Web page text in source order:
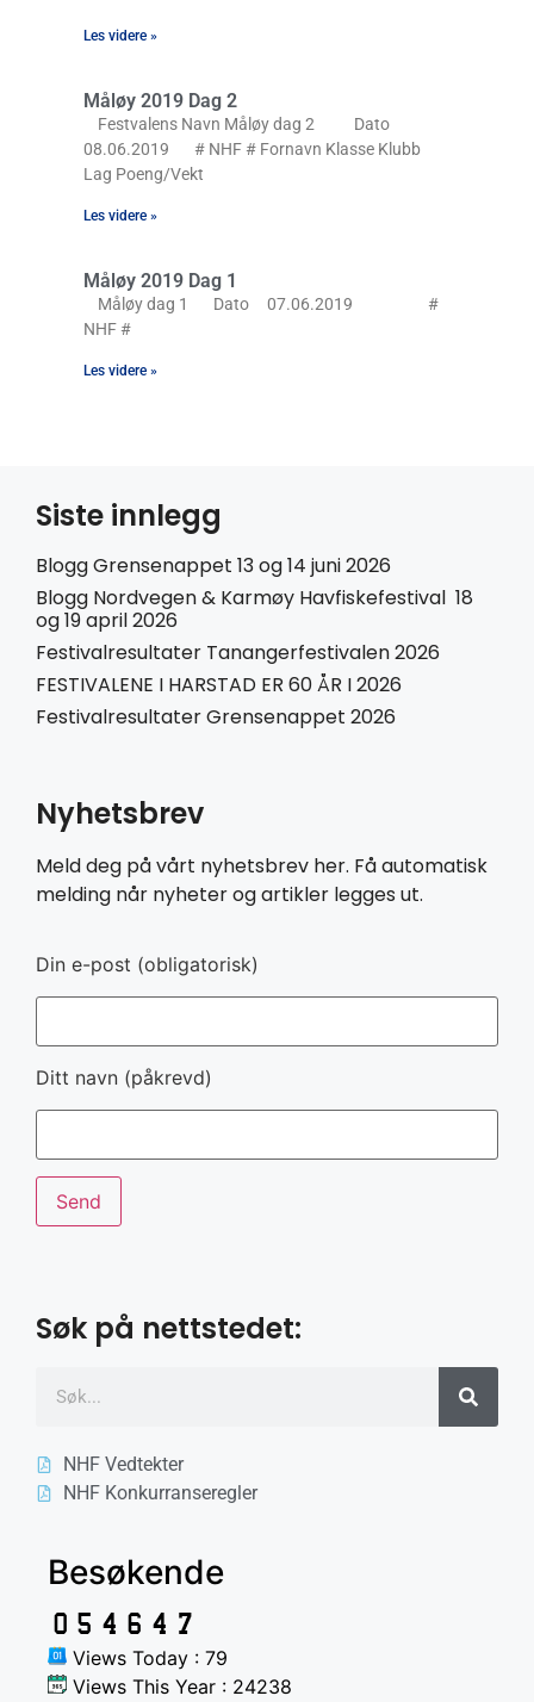
Les videre »
Måløy 2019 Dag 2
Festvalens Navn Måløy dag 2 Dato
08.06.2019 # NHF # Fornavn Klasse Klubb
Lag Poeng/Vekt
Les videre »
Måløy 2019 Dag 1
Måløy dag 1 Dato 07.06.2019 #
NHF #
Les videre »
Siste innlegg
Blogg Grensenappet 13 og 14 juni 2026
Blogg Nordvegen & Karmøy Havfiskefestival 18
og 19 april 2026
Festivalresultater Tanangerfestivalen 2026
FESTIVALENE I HARSTAD ER 60 ÅR I 2026
Festivalresultater Grensenappet 2026
Nyhetsbrev
Meld deg på vårt nyhetsbrev her. Få automatisk
melding når nyheter og artikler legges ut.
Din e-post (obligatorisk)
Ditt navn (påkrevd)
Søk på nettstedet:
NHF Vedtekter
NHF Konkurranseregler
Besøkende
Views Today : 79
Views This Year : 24238